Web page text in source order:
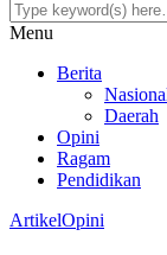
Menu
Berita
Daerah
Opini
Ragam
Pendidikan
ArtikelOpini